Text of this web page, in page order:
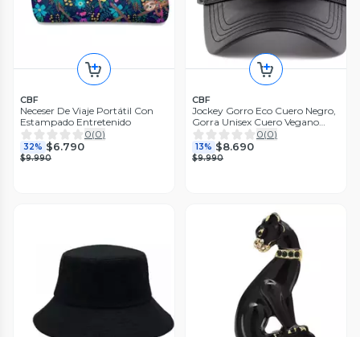
CBF
Neceser De Viaje Portátil Con
Estampado Entretenido
0(0)
32% $6.790
$9.990
CBF
Jockey Gorro Eco Cuero Negro,
Gorra Unisex Cuero Vegano
Negro Talla Unica
0(0)
13% $8.690
$9.990